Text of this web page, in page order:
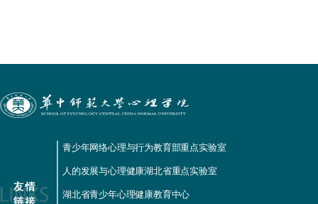
青少年网络心理与行为教育部重点实验室
人的发展与心理健康湖北省重点实验室
湖北省青少年心理健康教育中心